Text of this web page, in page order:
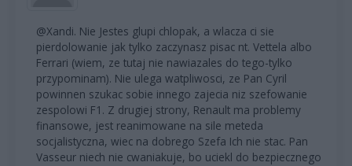
@Xandi. Nie Jestes glupi chlopak, a wlacza ci sie
pierdolowanie jak tylko zaczynasz pisac nt. Vettela albo
Ferrari (wiem, ze tutaj nie nawiazales do tego-tylko
przypominam). Nie ulega watpliwosci, ze Pan Cyril
powinnen szukac sobie innego zajecia niz szefowanie
zespolowi F1. Z drugiej strony, Renault ma problemy
finansowe, jest reanimowane na sile meteda
socjalistyczna, wiec na dobrego Szefa Ich nie stac. Pan
Vasseur niech nie cwaniakuje, bo uciekl do bezpiecznego